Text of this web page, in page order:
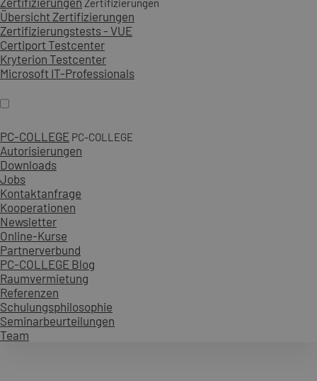
Zertifizierungen
Übersicht Zertifizierungen
Zertifizierungstests - VUE
Certiport Testcenter
Kryterion Testcenter
Microsoft IT-Professionals
PC-COLLEGE PC-COLLEGE
Autorisierungen
Downloads
Jobs
Kontaktanfrage
Kooperationen
Newsletter
Online-Kurse
Partnerverbund
PC-COLLEGE Blog
Raumvermietung
Referenzen
Schulungsphilosophie
Seminarbeurteilungen
Team